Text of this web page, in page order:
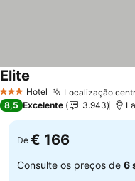
3 EstrelasHotel Localização
Elite
8,5 Excelente 3.943
De € 166
Consulte os preços de 6